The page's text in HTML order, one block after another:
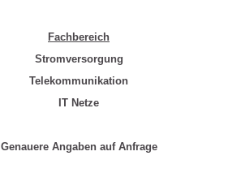
Fachbereich
Stromversorgung
Telekommunikation
IT Netze
Genauere Angaben auf Anfrage